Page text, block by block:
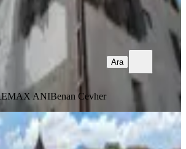
ANIBenan Cevher
Ara
Çok Özel Tasarımlı Lüks